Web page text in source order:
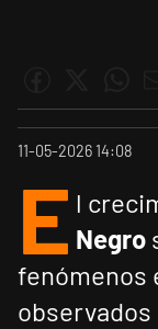
11-05-2026 14:08
E l
Negro
fenómenos